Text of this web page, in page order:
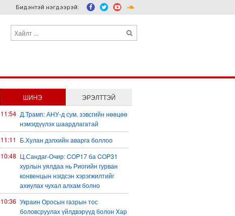
Бидэнтэй нэгдээрэй:
ШИНЭ
ЭРЭЛТТЭЙ
11:54 Д.Трамп: АНУ-д сум, зэвсгийн нөөцөө
нэмэгдүүлэх шаардлагатай
11:11 Б.Хулан дэлхийн аварга боллоо
10:48 Ц.Сандаг-Очир: COP17 ба COP31
хурлын уялдаа нь Риогийн гурван
конвенцын нэгдсэн хэрэгжилтийг
ахиулах чухал алхам болно
10:36 Украин Оросын газрын тос
боловсруулах үйлдвэрүүд болон Хар